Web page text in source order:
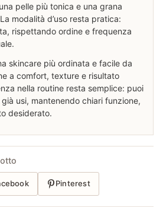
pelle più tonica e una grana
modalità d’uso resta pratica:
rispettando ordine e frequenza
skincare più ordinata e facile da
a comfort, texture e risultato
nella routine resta semplice: puoi
usi, mantenendo chiari funzione,
desiderato.
Pinterest